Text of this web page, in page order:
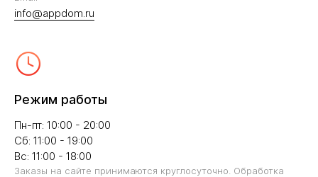
info@appdom.ru
Режим работы
Пн-пт: 10:00 - 20:00
Сб: 11:00 - 19:00
Вс: 11:00 - 18:00
Заказы на сайте принимаются круглосуточно. Обработка